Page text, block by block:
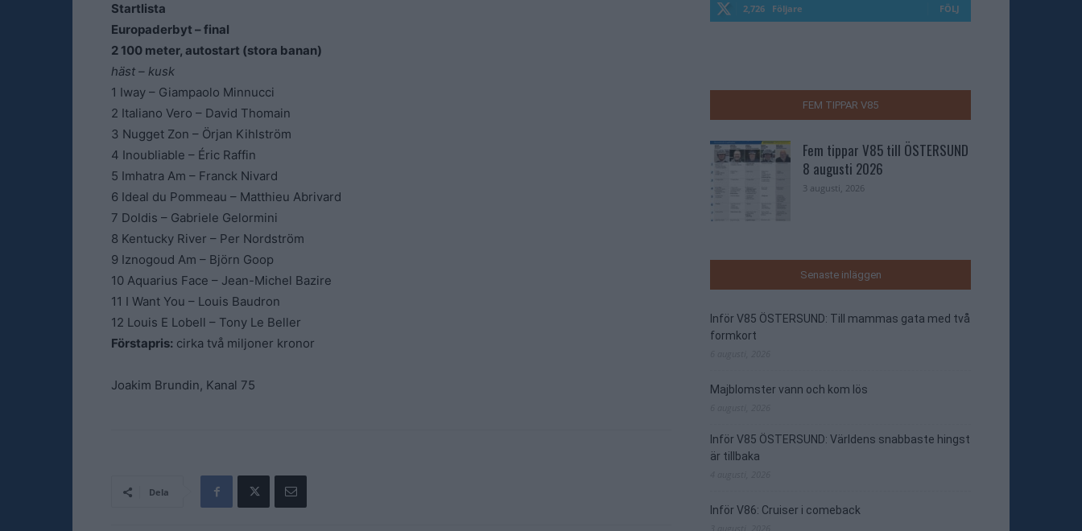
Startlista
Europaderbyt – final
2 100 meter, autostart (stora banan)
häst – kusk
1 Iway – Giampaolo Minnucci
2 Italiano Vero – David Thomain
3 Nugget Zon – Örjan Kihlström
4 Inoubliable – Éric Raffin
5 Imhatra Am – Franck Nivard
6 Ideal du Pommeau – Matthieu Abrivard
7 Doldis – Gabriele Gelormini
8 Kentucky River – Per Nordström
9 Iznogoud Am – Björn Goop
10 Aquarius Face – Jean-Michel Bazire
11 I Want You – Louis Baudron
12 Louis E Lobell – Tony Le Beller
Förstapris: cirka två miljoner kronor
Joakim Brundin, Kanal 75
Dela
2,726 Följare FÖLJ
FEM TIPPAR V85
Fem tippar V85 till ÖSTERSUND
8 augusti 2026
3 augusti, 2026
Senaste inläggen
Inför V85 ÖSTERSUND: Till mammas gata med två
formkort
Majblomster vann och kom lös
Inför V85 ÖSTERSUND: Världens snabbaste hingst
är tillbaka
Inför V86: Cruiser i comeback